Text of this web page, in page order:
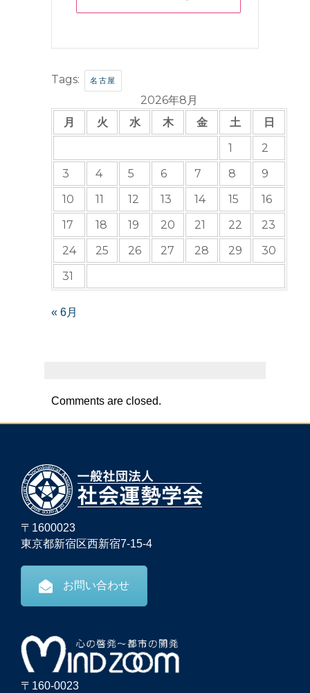
Tags: 名古屋
2026年8月
月
火 水 木 金 土
日
1
2
3
4 5 6 7 8
9
10
11 12 13 14 15
16
17
18 19 20 21 22
23
24
25 26 27 28 29
30
31
« 6月
Comments are closed.
〒1600023
東京都新宿区西新宿7-15-4
お問い合わせ
〒160-0023